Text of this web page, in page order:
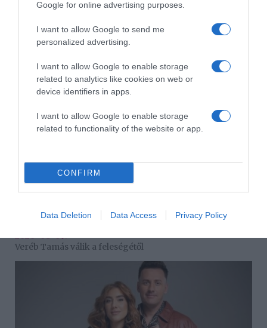
Google for online advertising purposes.
I want to allow Google to send me
personalized advertising.
I want to allow Google to enable storage
related to analytics like cookies on web or
device identifiers in apps.
I want to allow Google to enable storage
related to functionality of the website or app.
CONFIRM
Data Deletion Data Access Privacy Policy
Ha izzadsz, erre a 3 létfontosságú elemre van szükség
2026-08-09.
Veréb Tamás válik a feleségétől